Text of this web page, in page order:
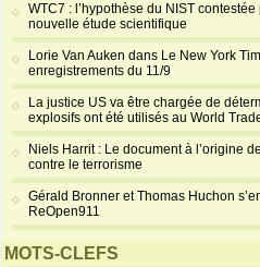
WTC7 : l’hypothèse du NIST contestée
nouvelle étude scientifique
Lorie Van Auken dans Le New York
enregistrements du 11/9
La justice US va être chargée de
explosifs ont été utilisés au World
Niels Harrit : Le document à l’origine
contre le terrorisme
Gérald Bronner et Thomas Huchon
ReOpen911
MOTS-CLEFS